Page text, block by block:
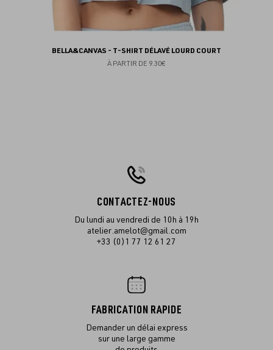
BELLA&CANVAS - T-SHIRT DÉLAVÉ LOURD COURT
À PARTIR DE 9.30€
CONTACTEZ-NOUS
Du lundi au vendredi de 10h à 19h
atelier.amelot@gmail.com
+33 (0)1 77 12 61 27
FABRICATION RAPIDE
Demander un délai express
sur une large gamme